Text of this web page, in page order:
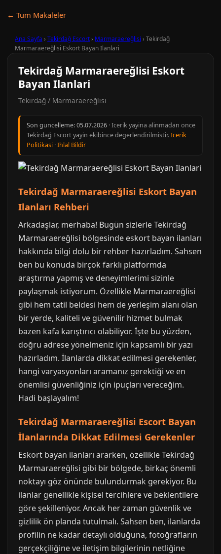
← Tum Makaleler
Ana Sayfa › Tekirdağ Escort› Marmaraereğlisi › Tekirdağ
Marmaraereğlisi Eskort Bayan Ilanlari
Tekirdağ Marmaraereğlisi Eskort
Bayan Ilanlari
Tekirdağ / Marmaraereğlisi
Son guncelleme:05.07.2026 · Icerik yayina alinmadan once
Tekirdağ Escort yayin ekibince degerlendirilmistir.Icerik
Politikasi ·Ihlal Bildir
Tekirdağ Marmaraereğlisi Eskort Bayan
Ilanları Rehberi
Arkadaşlar, merhaba! Bugün sizlerle Tekirdağ
Marmaraereğlisi bölgesinde eskort bayan ilanları
hakkında bilgi dolu bir rehber hazırladım. Sahsen
ben bu konuda birçok farklı platformda
araştırma yapmış ve deneyimlerimi sizinle
paylaşmak istiyorum. Özellikle Marmaraereğlisi
gibi hem tatil beldesi hem de yerleşim alanı olan
bir yerde, kaliteli ve güvenilir hizmet bulmak
bazen kafa karıştırıcı olabiliyor. İşte bu yüzden,
doğru adrese yönelmeniz için kapsamlı bir yazı
hazırladım. İlanlarda dikkat edilmesi gerekenler,
hangi varyasyonları aramanız gerektiği ve en
önemlisi güvenliğiniz için ipuçları vereceğim.
Hadi başlayalım!
Tekirdağ Marmaraereğlisi Escort Bayan
İlanlarında Dikkat Edilmesi Gerekenler
Eskort bayan ilanları ararken, özellikle Tekirdağ
Marmaraereğlisi gibi bir bölgede, birkaç önemli
noktayı göz önünde bulundurmak gerekiyor. Bu
ilanlar genellikle kişisel tercihlere ve beklentilere
göre şekilleniyor. Ancak her zaman güvenlik ve
gizlilik ön planda tutulmalı. Sahsen ben, ilanlarda
profilin ne kadar detaylı olduğuna, fotoğrafların
gerçekçiliğine ve iletişim bilgilerinin netliğine